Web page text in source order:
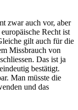
zwar auch vor, aber
Recht ist
gilt auch für die
Missbrauch von
Das ist ja
bestätigt.
Man müsste die
und das